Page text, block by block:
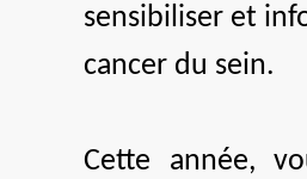
sensibiliser et
cancer du sein.
Cette année,